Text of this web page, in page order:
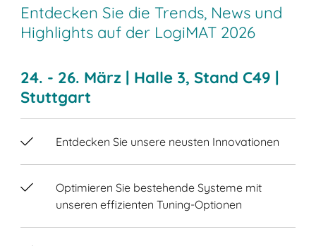
Entdecken Sie die Trends, News und
Highlights auf der LogiMAT 2026
24. - 26. März | Halle 3, Stand C49 |
Stuttgart
Entdecken Sie unsere neusten Innovationen
Optimieren Sie bestehende Systeme mit
unseren effizienten Tuning-Optionen